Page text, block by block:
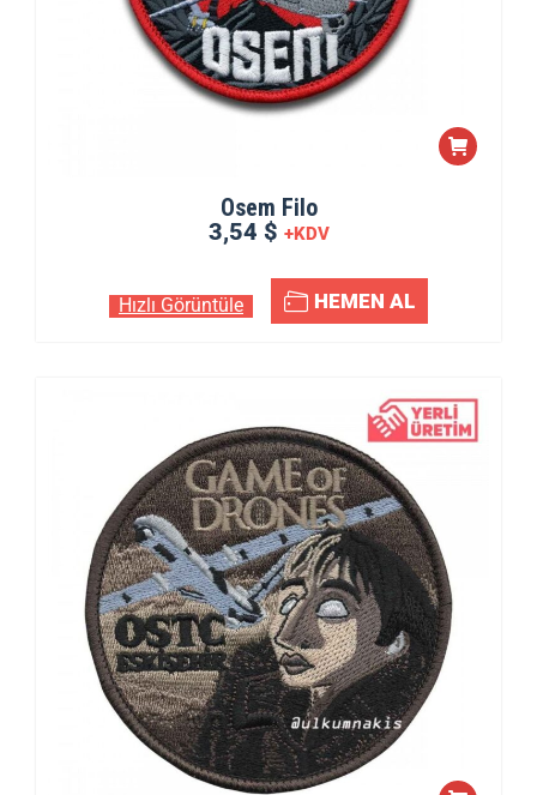
Osem Filo
3,54 $ +KDV
Hızlı Görüntüle HEMEN AL